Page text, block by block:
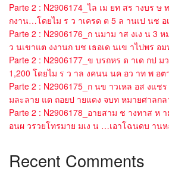
Parte 2 : N2906174_ไล เม ยท สร างบร ษ
กงาน…โดยไม ร ว าเครด ต 5 ล านเป นช อ
Parte 2 : N2906176_ก นมาม าส งเง น 3
ว นเขาแต งงานก บช เธอเด นเข าไปพร อ
Parte 2 : N2906177_ข บรถหร ด าเด กป ม
1,200 โดยไม ร ว าล งคนน นค อว าท พ อต
Parte 2 : N2906175_ก นข าวเหล อส งแช
มละลาย แต ถอยป ายแดง จบท หมายศาลกล
Parte 2 : N2906178_อายสาม ช างทาส ห
อนผ วรวยโทรมาย มเง น …เอาโฉนดบ านห
Recent Comments